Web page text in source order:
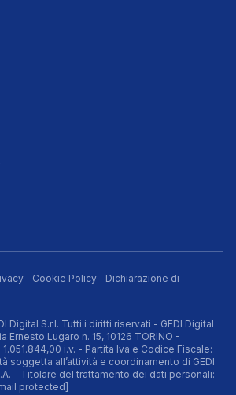
Cookie Policy
Digital S.r.l. Tutti i diritti riservati - GEDI Digital
Ernesto Lugaro n. 15, 10126 TORINO -
i.v. - Partita Iva e Codice Fiscale:
soggetta all’attività e coordinamento di GEDI
- Titolare del trattamento dei dati personali: